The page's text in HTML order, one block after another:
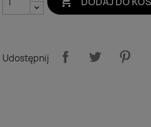
Udostępnij